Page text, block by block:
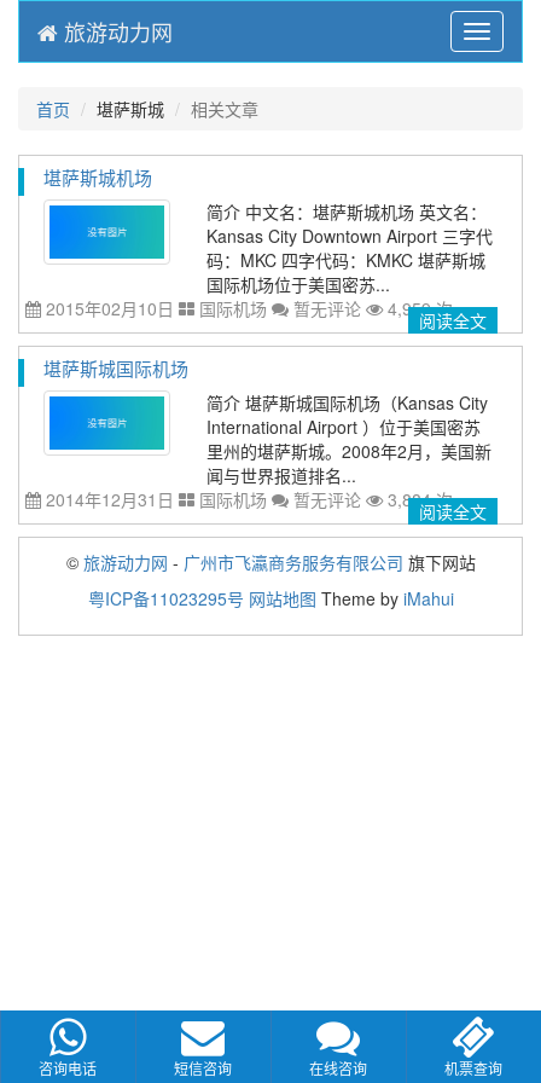
Menu
旅游动力网
首页 堪萨斯城 相关文章
堪萨斯城机场
简介 中文名：堪萨斯城机场 英文名：
Kansas City Downtown Airport 三字代
码：MKC 四字代码：KMKC 堪萨斯城
国际机场位于美国密苏...
2015年02月10日
国际机场 暂无评论 4,959 次阅读全文
堪萨斯城国际机场
简介 堪萨斯城国际机场（Kansas City
International Airport ）位于美国密苏
里州的堪萨斯城。2008年2月，美国新
闻与世界报道排名...
2014年12月31日
国际机场 暂无评论 3,884 次阅读全文
© 旅游动力网 - 广州市飞瀛商务服务有限公司 旗下网站
粤ICP备11023295号 网站地图 Theme by iMahui
咨询电话 短信咨询 在线咨询 机票查询